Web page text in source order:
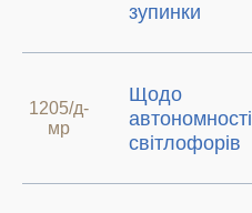
зупинки
1205/д-
мр
Щодо
автономності
світлофорів